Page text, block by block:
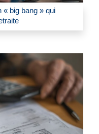
« big bang » qui